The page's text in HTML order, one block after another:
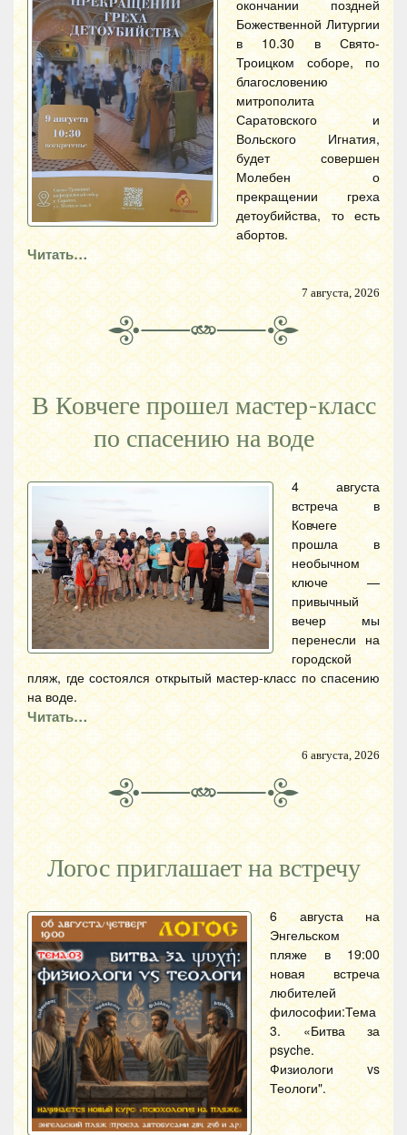
окончании поздней
Божественной Литургии
в 10.30 в Свято-
Троицком соборе, по
благословению
митрополита
Саратовского и
Вольского Игнатия,
будет совершен
Молебен о
прекращении греха
детоубийства, то есть
абортов.
Читать…
7 августа, 2026
В Ковчеге прошел мастер-класс
по спасению на воде
4 августа
встреча в
Ковчеге
прошла в
необычном
ключе —
привычный
вечер мы
перенесли на
городской
пляж, где состоялся открытый мастер-класс по спасению
на воде.
Читать…
6 августа, 2026
Логос приглашает на встречу
6 августа на
Энгельском
пляже в 19:00
новая встреча
любителей
философии:Тема
3. «Битва за
psyche.
Физиологи vs
Теологи".